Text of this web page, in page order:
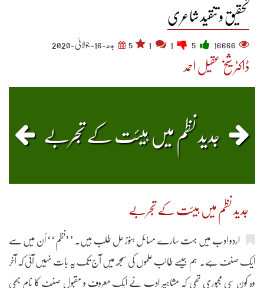
تحقیق و تنقید شاعری
16666
5 بدھ-16-جولائی-2020
ڈاکٹر شیخ عقیل احمد
جدید نظم میں ہیئت کے تجربے
جدید نظم میں ہیئت کے تجربے
اردو ادب میں بہت سارے مسائل ہنوز حل طلب ہیں۔ ’’نظم‘‘ اُن میں سے
ایک صنف ہے۔ ہم جیسے طالب علموں کی سمجھ میں آج تک یہ بات نہیں آئی کہ آخر
وہ کون سی مجبوری تھی کہ مشاہیر ادب نے ایک معروف و مقبول صنف کا نام بھی